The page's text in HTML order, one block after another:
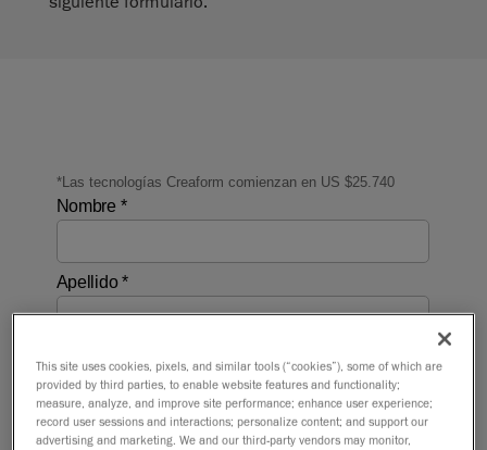
This site uses cookies, pixels, and similar tools (“cookies”), some of which are
provided by third parties, to enable website features and functionality;
measure, analyze, and improve site performance; enhance user experience;
record user sessions and interactions; personalize content; and support our
advertising and marketing. We and our third-party vendors may monitor,